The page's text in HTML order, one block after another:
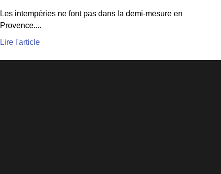
Les intempéries ne font pas dans la demi-mesure en
Provence....
Lire l'article